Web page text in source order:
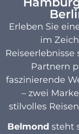
Erleben Sie
im
Partnern
faszinierende
– zwei
stilvolles
Belmond steht